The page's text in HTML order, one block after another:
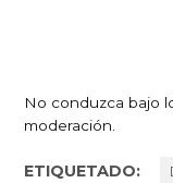
No conduzca bajo
moderación.
ETIQUETADO: